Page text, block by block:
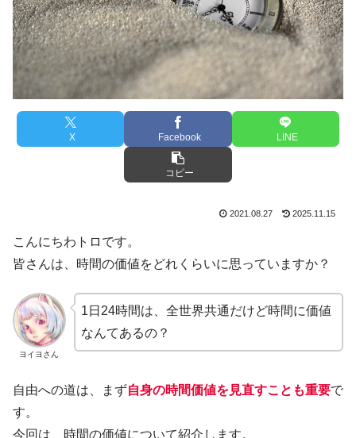
X Facebook LINE
コピー
2021.08.27 2025.11.15
こんにちわトロです。
皆さんは、時間の価値をどれくらいに思っていますか？
ヨイヨさん
1日24時間は、全世界共通だけど時間に価値
なんてあるの？
自由への道は、まず自身の時間価値を見直すことも重要で
す。
今回は、時間の価値について紹介します。